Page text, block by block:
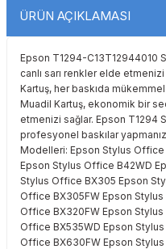
ÜRÜN AÇIKLAMASI
Epson T1294-C13T12944010
canlı sarı renkler elde
Kartuş, her baskıda
Muadil Kartuş, ekonomik bir
etmenizi sağlar. Epson T1294
profesyonel baskılar
Modelleri: Epson Stylus
Epson Stylus Office B42WD
Stylus Office BX305 Epson
Office BX305FW Epson
Office BX320FW Epson
Office BX535WD Epson
Office BX630FW Epson